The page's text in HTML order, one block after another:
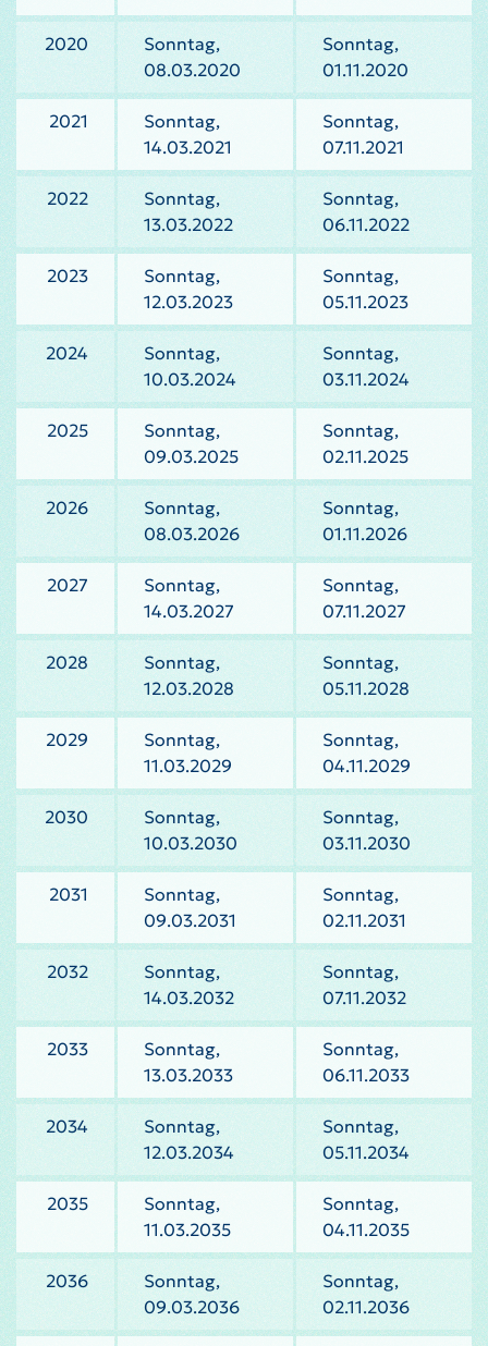
2020
Sonntag,
08.03.2020
Sonntag,
01.11.2020
2021
Sonntag,
14.03.2021
Sonntag,
07.11.2021
2022
Sonntag,
13.03.2022
Sonntag,
06.11.2022
2023
Sonntag,
12.03.2023
Sonntag,
05.11.2023
2024
Sonntag,
10.03.2024
Sonntag,
03.11.2024
2025
Sonntag,
09.03.2025
Sonntag,
02.11.2025
2026
Sonntag,
08.03.2026
Sonntag,
01.11.2026
2027
Sonntag,
14.03.2027
Sonntag,
07.11.2027
2028
Sonntag,
12.03.2028
Sonntag,
05.11.2028
2029
Sonntag,
11.03.2029
Sonntag,
04.11.2029
2030
Sonntag,
10.03.2030
Sonntag,
03.11.2030
2031
Sonntag,
09.03.2031
Sonntag,
02.11.2031
2032
Sonntag,
14.03.2032
Sonntag,
07.11.2032
2033
Sonntag,
13.03.2033
Sonntag,
06.11.2033
2034
Sonntag,
12.03.2034
Sonntag,
05.11.2034
2035
Sonntag,
11.03.2035
Sonntag,
04.11.2035
2036
Sonntag,
09.03.2036
Sonntag,
02.11.2036